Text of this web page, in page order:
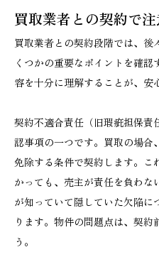
買取業者との契約で
買取業者との契約段階では、後
くつかの重要なポイントを確
容を十分に理解することが、安
契約不適合責任（旧瑕疵担保責
認事項の一つです。買取の場合
免除する条件で契約します。こ
かっても、売主が責任を負わな
が知っていて隠していた欠陥に
ります。物件の問題点は、契
う。